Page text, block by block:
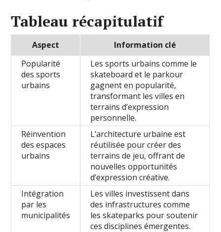
Tableau récapitulatif
Aspect
Information clé
Popularité
des sports
urbains
Les sports urbains comme le
skateboard et le parkour
gagnent en popularité,
transformant les villes en
terrains d’expression
personnelle.
Réinvention
des espaces
urbains
L’architecture urbaine est
réutilisée pour créer des
terrains de jeu, offrant de
nouvelles opportunités
d’expression créative.
Intégration
par les
municipalités
Les villes investissent dans
des infrastructures comme
les skateparks pour soutenir
ces disciplines émergentes.